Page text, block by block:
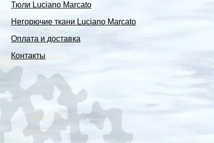
Тюли Luciano Marcato
Негорючие ткани Luciano Marcato
Оплата и доставка
Контакты